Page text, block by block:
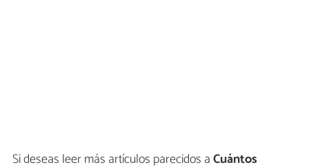
Si deseas leer más artículos parecidos aCuántos